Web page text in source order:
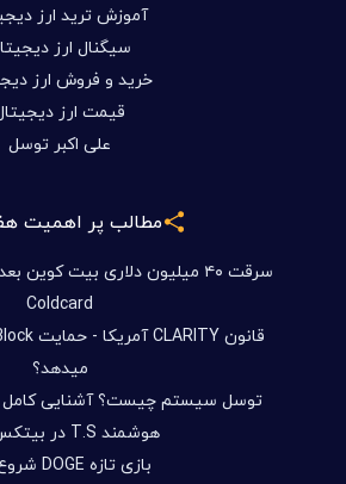
آموزش ترید ارز
سیگنال ارز
خرید و فروش ارز
قیمت ارز
علی اکبر توسل
مطالب پر اهمیت
سرقت ۴۰ میلیون دلاری بیت
Coldcard
میدهد؟
توسل سیستم چیست؟ آشنایی کامل
هوشمند T.S در بیتکس روم
بازی تازه DOGE شروع شد